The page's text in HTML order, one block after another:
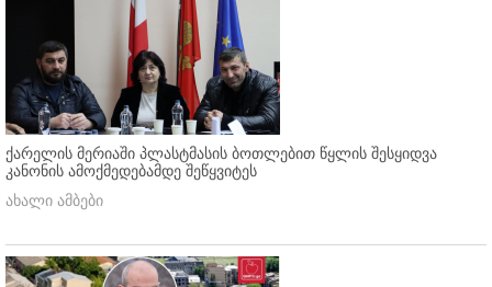
ქარელის მერიაში პლასტმასის ბოთლებით წყლის შესყიდვა
კანონის ამოქმედებამდე შეწყვიტეს
ახალი ამბები